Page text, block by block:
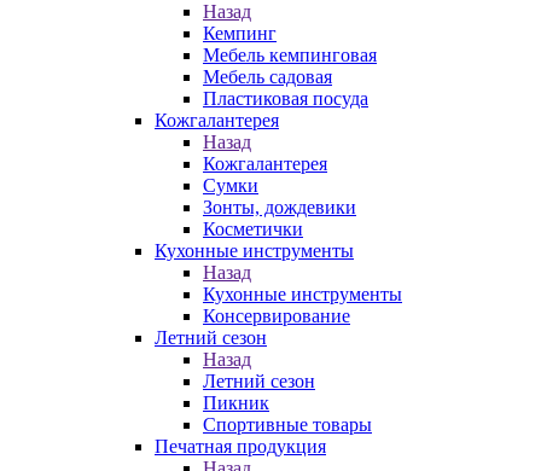
Назад
Кемпинг
Мебель кемпинговая
Мебель садовая
Пластиковая посуда
Кожгалантерея
Назад
Кожгалантерея
Сумки
Зонты, дождевики
Косметички
Кухонные инструменты
Назад
Кухонные инструменты
Консервирование
Летний сезон
Назад
Летний сезон
Пикник
Спортивные товары
Печатная продукция